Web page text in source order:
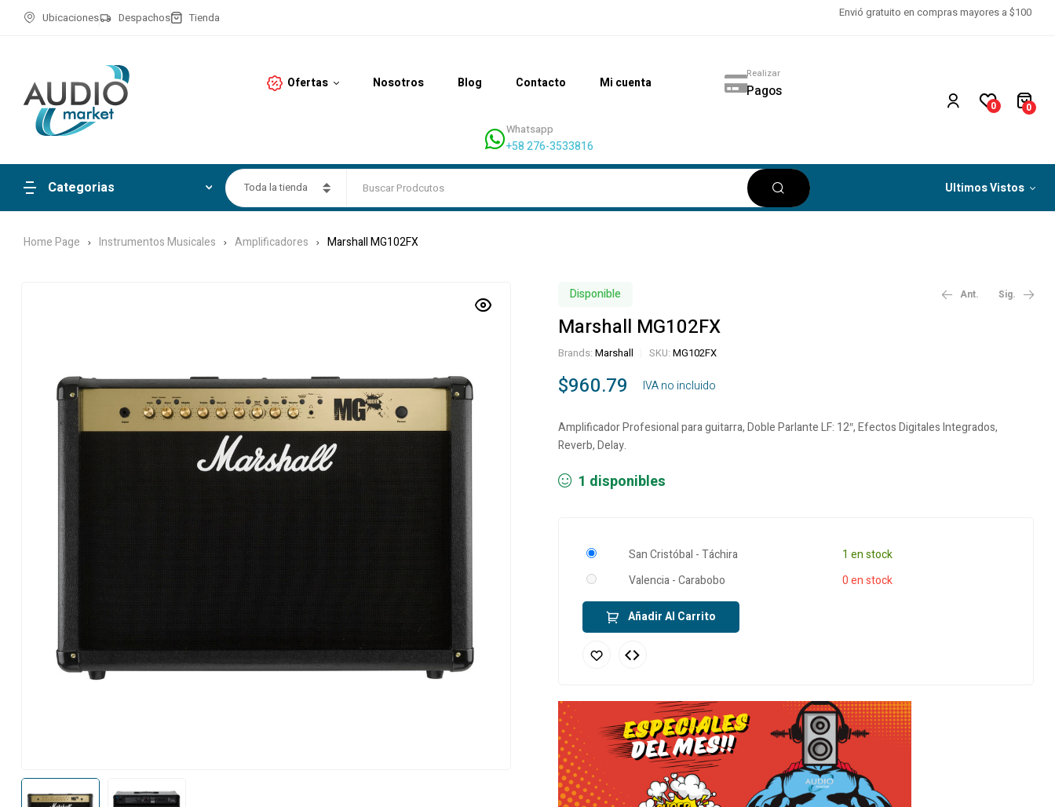
Ubicaciones Despachos Tienda Envió gratuito en compras mayores a $100
Ofertas Nosotros Blog Contacto Mi cuenta
Realizar
Pagos
Whatsapp
+58 276-3533816
0 0
Categorias Toda la tienda Ultimos Vistos
Home Page Instrumentos Musicales Amplificadores Marshall MG102FX
Disponible Ant. Sig.
Marshall MG102FX
Brands: Marshall SKU: MG102FX
$960.79 ‎ ‎ ‎ IVA no incluido
Amplificador Profesional para guitarra, Doble Parlante LF: 12″, Efectos Digitales Integrados,
Reverb, Delay.
1 disponibles
San Cristóbal - Táchira
1 en stock
Valencia - Carabobo
0 en stock
Añadir Al Carrito